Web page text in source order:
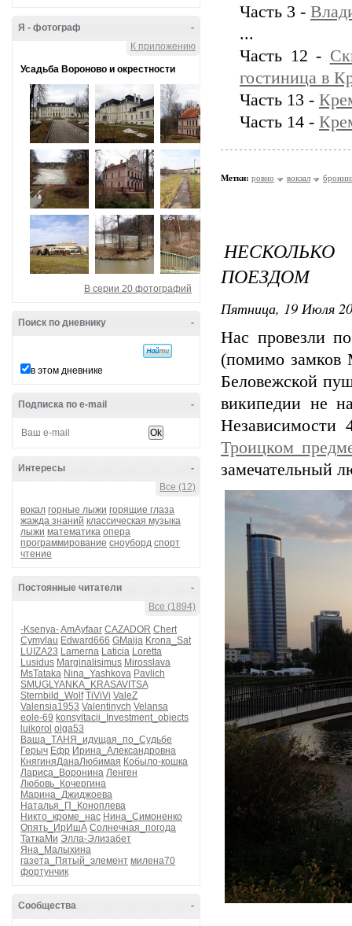
-
Я - фотограф
К приложению
Усадьба Вороново и окрестности
В серии 20 фотографий
-
Поиск по дневнику
в этом дневнике
-
Подписка по e-mail
-
Интересы
Все (12)
вокал горные лыжи горящие глаза
жажда знаний классическая музыка
лыжи математика опера
программирование сноуборд спорт
чтение
-
Постоянные читатели
Все (1894)
-Ksenya-AmAyfaar CAZADOR Chert
Cymylau Edward666 GMaija Krona_Sat
LUIZA23 Lamerna Laticia Loretta
Lusidus Marginalisimus Mirosslava
MsTataka Nina_Yashkova Pavlich
SMUGLYANKA_KRASAVITSA
Sternbild_Wolf TiViVi ValeZ
Valensia1953 Valentinych Velansa
eole-69 konsyltacii_Investment_objects
luikorol olga53
Ваша_ТАНЯ_идущая_по_Судьбе
Герыч Ефр Ирина_Александровна
КнягиняДанаЛюбимая Кобыло-кошка
Лариса_Воронина Ленген
Любовь_Кочергина
Марина_Джиджоева
Наталья_П_Коноплева
Никто_кроме_нас Нина_Симоненко
Опять_ИрИшА Солнечная_погода
ТаткаМи Элла-Элизабет
Яна_Малыхина
газета_Пятый_элемент милена70
фортунчик
-
Сообщества
Часть 3 -
...
Часть 12 -
гостиница в
Часть 13 -
Часть 14 -
Метки: ровно вокзал
ПОЕЗДОМ
Пятница, 19 Июля
Нас провезли
(помимо замков
Беловежской
википедии не
Независимости
Троицком
замечательный